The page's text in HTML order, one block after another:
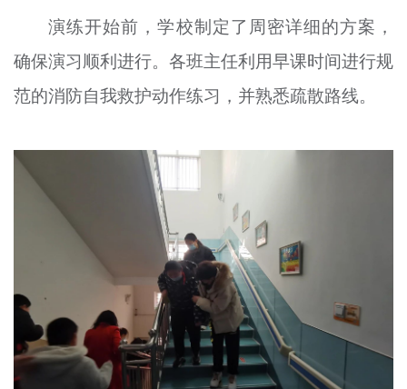
演练开始前，学校制定了周密详细的方案，
确保演习顺利进行。各班主任利用早课时间进行规
范的消防自我救护动作练习，并熟悉疏散路线。